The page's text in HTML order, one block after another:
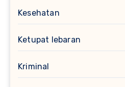
Kesehatan
Ketupat lebaran
Kriminal